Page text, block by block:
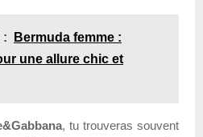
:
Bermuda femme :
une allure chic et
, tu trouveras souvent